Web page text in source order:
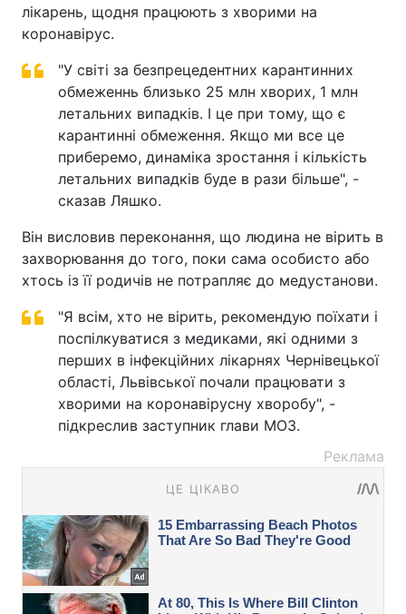
лікарень, щодня працюють з хворими на
коронавірус.
"У світі за безпрецедентних карантинних
обмеженнь близько 25 млн хворих, 1 млн
летальних випадків. І це при тому, що є
карантинні обмеження. Якщо ми все це
приберемо, динаміка зростання і кількість
летальних випадків буде в рази більше", -
сказав Ляшко.
Він висловив переконання, що людина не вірить в
захворювання до того, поки сама особисто або
хтось із її родичів не потрапляє до медустанови.
"Я всім, хто не вірить, рекомендую поїхати і
поспілкуватися з медиками, які одними з
перших в інфекційних лікарнях Чернівецької
області, Львівської почали працювати з
хворими на коронавірусну хворобу", -
підкреслив заступник глави МОЗ.
Реклама